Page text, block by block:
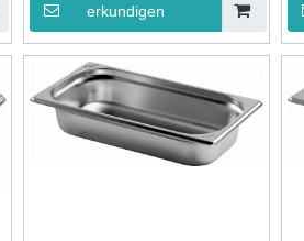
erkundigen